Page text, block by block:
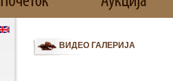
ВИДЕО ГАЛЕРИЈА